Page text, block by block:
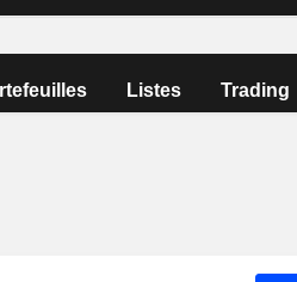
Listes Trading